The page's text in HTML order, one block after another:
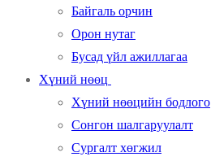
Байгаль орчин
Орон нутаг
Бусад үйл ажиллагаа
Хүний нөөц
Хүний нөөцийн бодлого
Сонгон шалгаруулалт
Сургалт хөгжил